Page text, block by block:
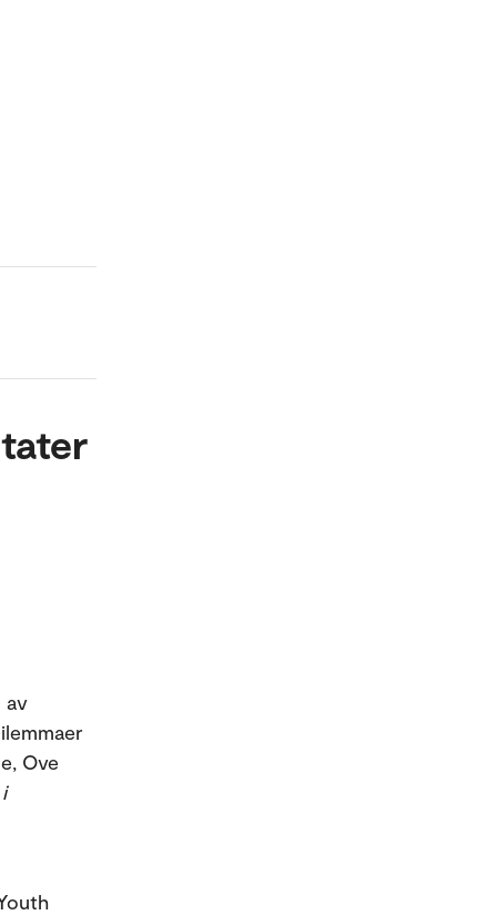
av
Ove